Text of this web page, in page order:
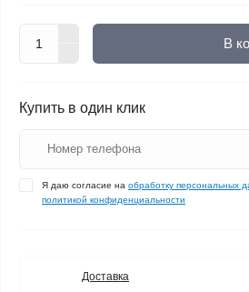
В
Купить в один клик
Я даю согласие на обработку персональных
политикой конфиденциальности
Доставка